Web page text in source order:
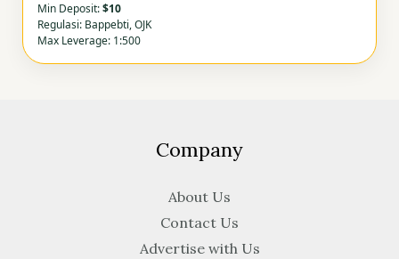
Min Deposit:$10
Regulasi: Bappebti, OJK
Max Leverage: 1:500
Company
About Us
Contact Us
Advertise with Us